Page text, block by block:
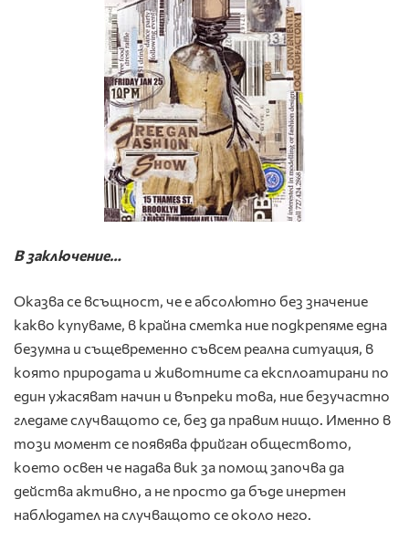
В заключение…
Оказва се всъщност, че е абсолютно без значение
какво купуваме, в крайна сметка ние подкрепяме една
безумна и същевременно съвсем реална ситуация, в
която природата и животните са експлоатирани по
един ужасяват начин и въпреки това, ние безучастно
гледаме случващото се, без да правим нищо. Именно в
този момент се появява фрийган обществото,
което освен че надава вик за помощ започва да
действа активно, а не просто да бъде инертен
наблюдател на случващото се около него.